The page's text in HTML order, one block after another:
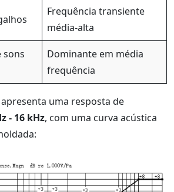
Frequência transiente
média-alta
sons
Dominante em média
frequência
apresenta uma resposta de
- 16 kHz, com uma curva acústica